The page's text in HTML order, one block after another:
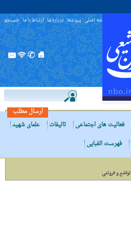
صفحه اصلی پیوندها درباره ما ارتباط با ما جستجو
ارسال مطلب
فعالیت های اجتماعی تالیفات
علمای شهید
فهرست الفبایی
تواضع و فروتنی